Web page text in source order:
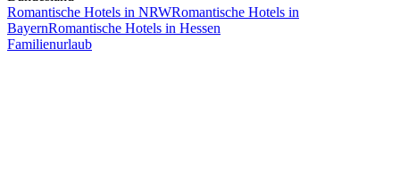
Romantische Hotels in NRWRomantische Hotels in
BayernRomantische Hotels in Hessen
Familienurlaub